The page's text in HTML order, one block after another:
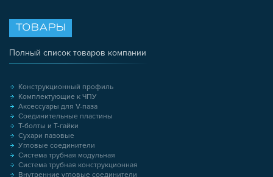
ТОВАРЫ
Полный список товаров компании
Конструкционный профиль
Комплектующие к ЧПУ
Аксессуары для V-паза
Соединительные пластины
Т-болты и Т-гайки
Сухари пазовые
Угловые соединители
Система трубная модульная
Система трубная конструкционная
Внутренние угловые соединители